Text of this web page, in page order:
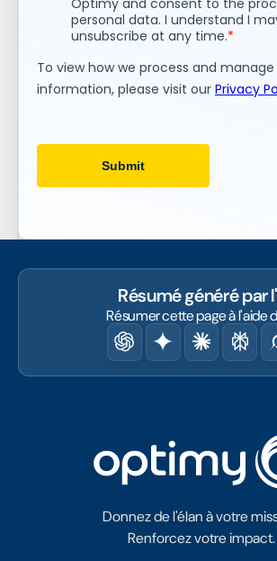
Résumé généré par
Résumer cette page à l'aide
Donnez de l'élan à votre
Renforcez votre impact.